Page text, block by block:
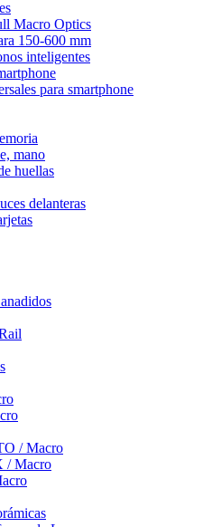
Macro Optics
150-600 mm
inteligentes
para smartphone
mano
huellas
delanteras
/ Macro
/ Macro